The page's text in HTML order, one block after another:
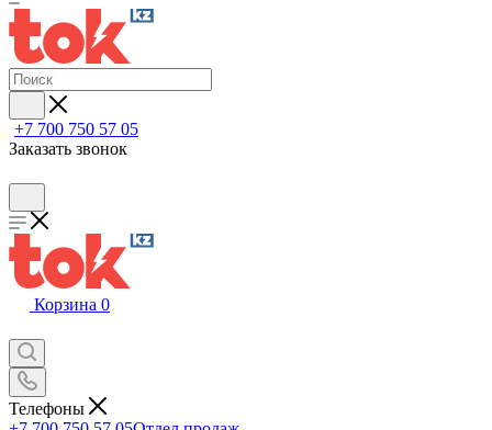
+7 700 750 57 05
Заказать звонок
Корзина 0
Телефоны